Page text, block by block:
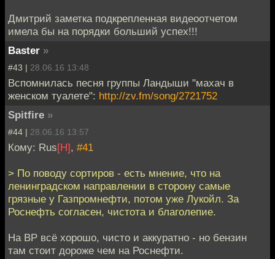
Дмитрий заметка подкрепленная видеоотчетом
имела бы на порядки больший успех!!!
Baster »
#43 | 28.06.16 13:48
Вспомнилась песня группы Ландыши "махач в
женском туалете": http://zv.fm/song/2721752
Spitfire »
#44 | 28.06.16 13:57
Кому: Rus[H], #41
> По поводу сортиров - есть мнение, что на
ленинградском направлении в сторону самые
грязные у Газпромнефти, потом уже Лукойл. За
Роснефть согласен, чистота и благолепие.
На BP всё хорошо, чисто и аккуратно - но бензин
там стоит дороже чем на Роснефти.